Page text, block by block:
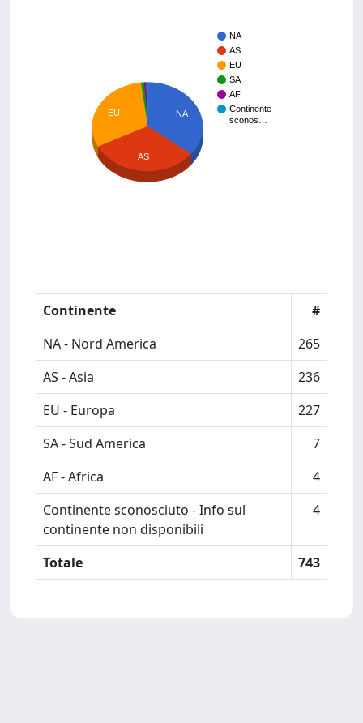
NA
AS
EU
SA
AF
Continente
sconos…
NA
EU
AS
Continente
#
NA - Nord America
265
AS - Asia
236
EU - Europa
227
SA - Sud America
7
AF - Africa
4
Continente sconosciuto - Info sul
continente non disponibili
4
Totale 743